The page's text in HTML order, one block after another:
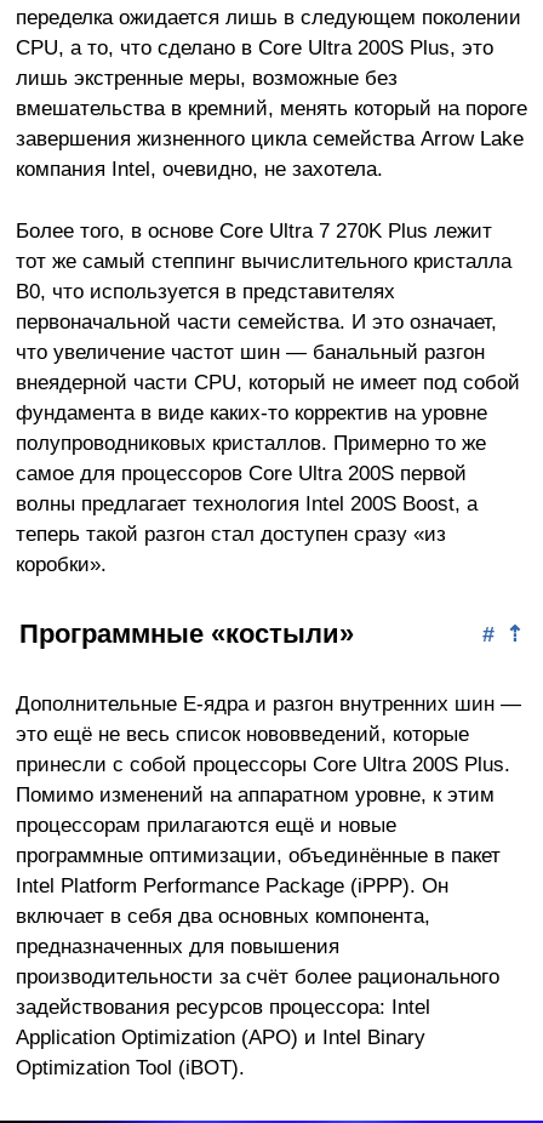
переделка ожидается лишь в следующем поколении
CPU, а то, что сделано в Core Ultra 200S Plus, это
лишь экстренные меры, возможные без
вмешательства в кремний, менять который на пороге
завершения жизненного цикла семейства Arrow Lake
компания Intel, очевидно, не захотела.
Более того, в основе Core Ultra 7 270K Plus лежит
тот же самый степпинг вычислительного кристалла
B0, что используется в представителях
первоначальной части семейства. И это означает,
что увеличение частот шин — банальный разгон
внеядерной части CPU, который не имеет под собой
фундамента в виде каких-то корректив на уровне
полупроводниковых кристаллов. Примерно то же
самое для процессоров Core Ultra 200S первой
волны предлагает технология Intel 200S Boost, а
теперь такой разгон стал доступен сразу «из
коробки».
⇡
#
Программные «костыли»
Дополнительные E-ядра и разгон внутренних шин —
это ещё не весь список нововведений, которые
принесли с собой процессоры Core Ultra 200S Plus.
Помимо изменений на аппаратном уровне, к этим
процессорам прилагаются ещё и новые
программные оптимизации, объединённые в пакет
Intel Platform Performance Package (iPPP). Он
включает в себя два основных компонента,
предназначенных для повышения
производительности за счёт более рационального
задействования ресурсов процессора: Intel
Application Optimization (APO) и Intel Binary
Optimization Tool (iBOT).